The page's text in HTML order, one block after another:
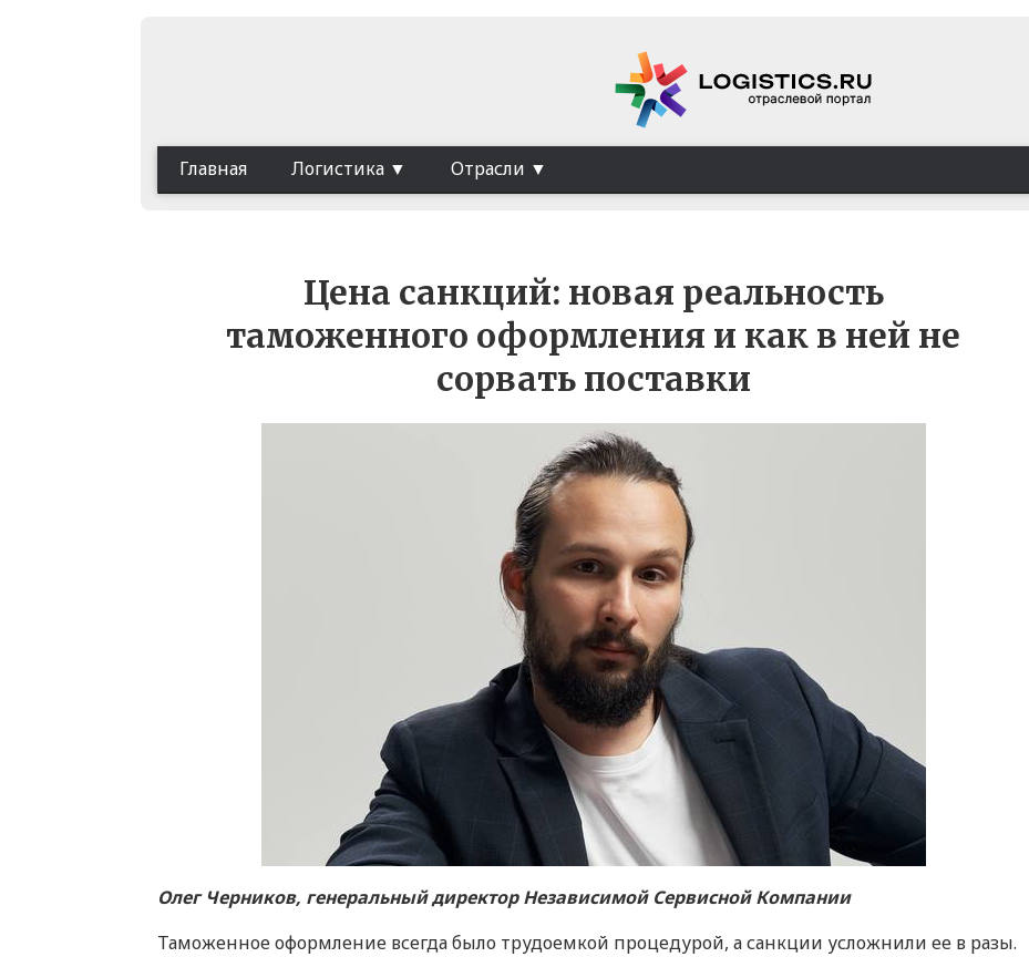
Главная Логистика Отрасли
Цена санкций: новая реальность
таможенного оформления и как в ней не
сорвать поставки
Олег Черников, генеральный директор Независимой Сервисной Компании
Таможенное оформление всегда было трудоемкой процедурой, а санкции усложнили ее в разы.